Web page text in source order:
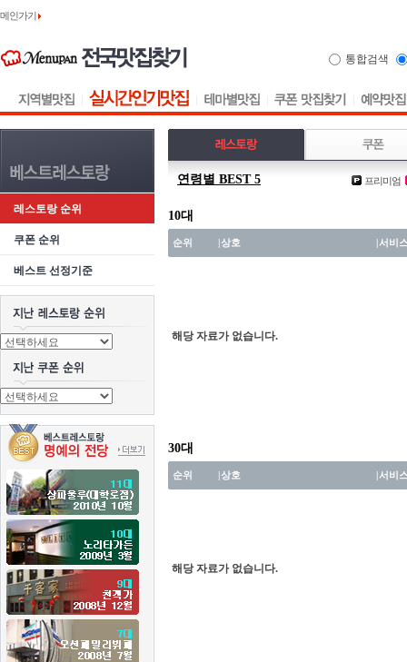
메인가기
통합검색
레스토랑 순위
쿠폰 순위
베스트 선정기준
연령별 BEST 5 프리미엄
10대
순위 |상호 |서비
해당 자료가 없습니다.
30대
순위 |상호 |서비
해당 자료가 없습니다.